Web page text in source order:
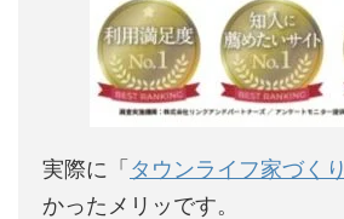
実際に「タウンライフ家づくり
かったメリッです。